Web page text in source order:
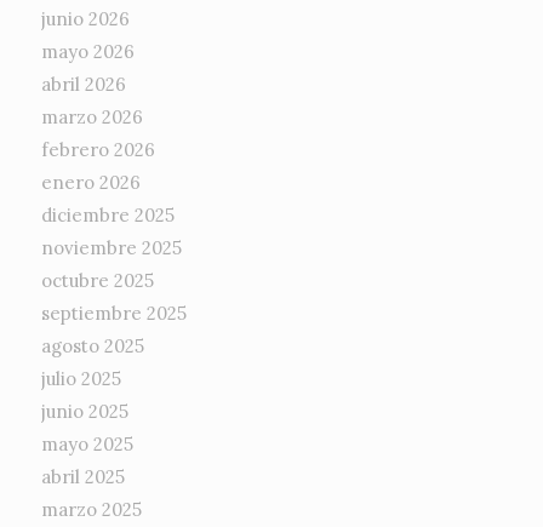
junio 2026
mayo 2026
abril 2026
marzo 2026
febrero 2026
enero 2026
diciembre 2025
noviembre 2025
octubre 2025
septiembre 2025
agosto 2025
julio 2025
junio 2025
mayo 2025
abril 2025
marzo 2025